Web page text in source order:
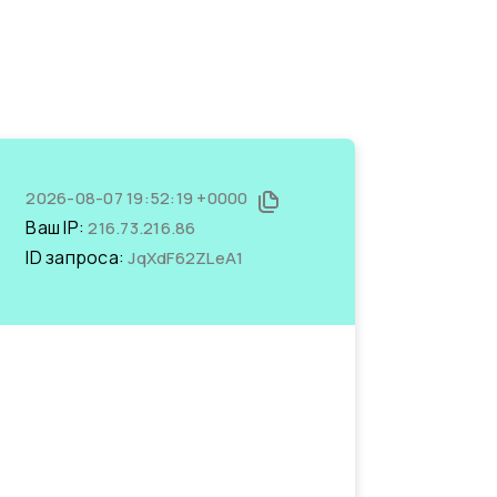
2026-08-07 19:52:19 +0000
Ваш IP:216.73.216.86
ID запроса:JqXdF62ZLeA1